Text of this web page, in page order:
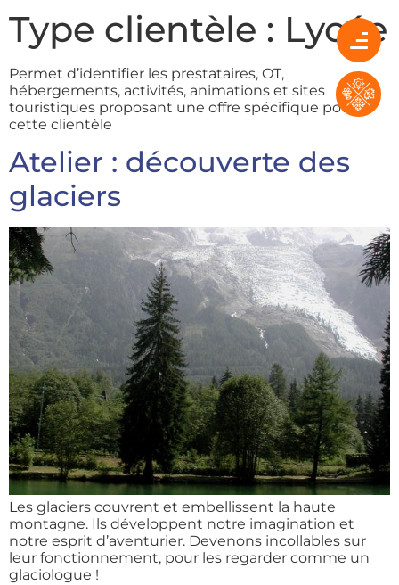
Type clientèle : Lycée
Permet d’identifier les prestataires, OT,
hébergements, activités, animations et sites
touristiques proposant une offre spécifique pour
cette clientèle
Atelier : découverte des
glaciers
Les glaciers couvrent et embellissent la haute
montagne. Ils développent notre imagination et
notre esprit d’aventurier. Devenons incollables sur
leur fonctionnement, pour les regarder comme un
glaciologue !